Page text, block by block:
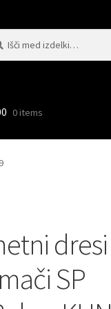
0 items
dresi
SP